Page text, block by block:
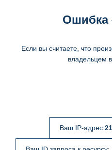
Ошибка
Если вы считаете, что
владельцем
Ваш IP-адрес: